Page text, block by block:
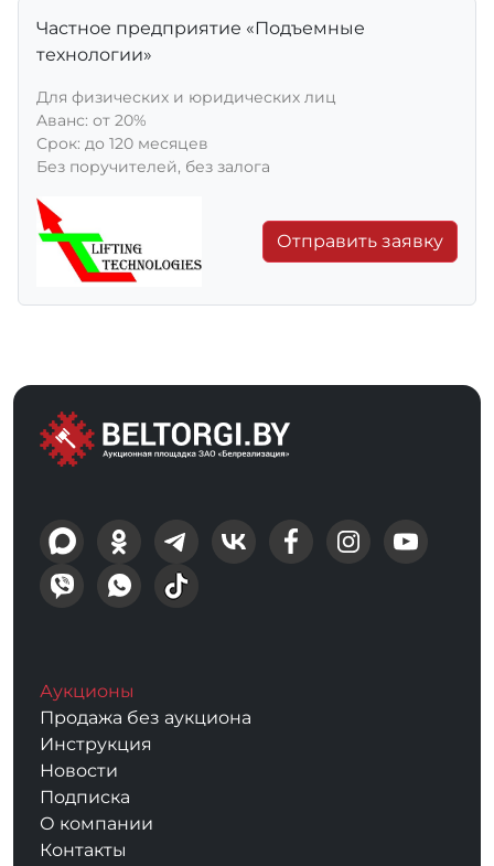
Частное предприятие «Подъемные
технологии»
Для физических и юридических лиц
Aванс: от 20%
Срок: до 120 месяцев
Без поручителей, без залога
Отправить заявку
Аукционы
Продажа без аукциона
Инструкция
Новости
Подписка
О компании
Контакты